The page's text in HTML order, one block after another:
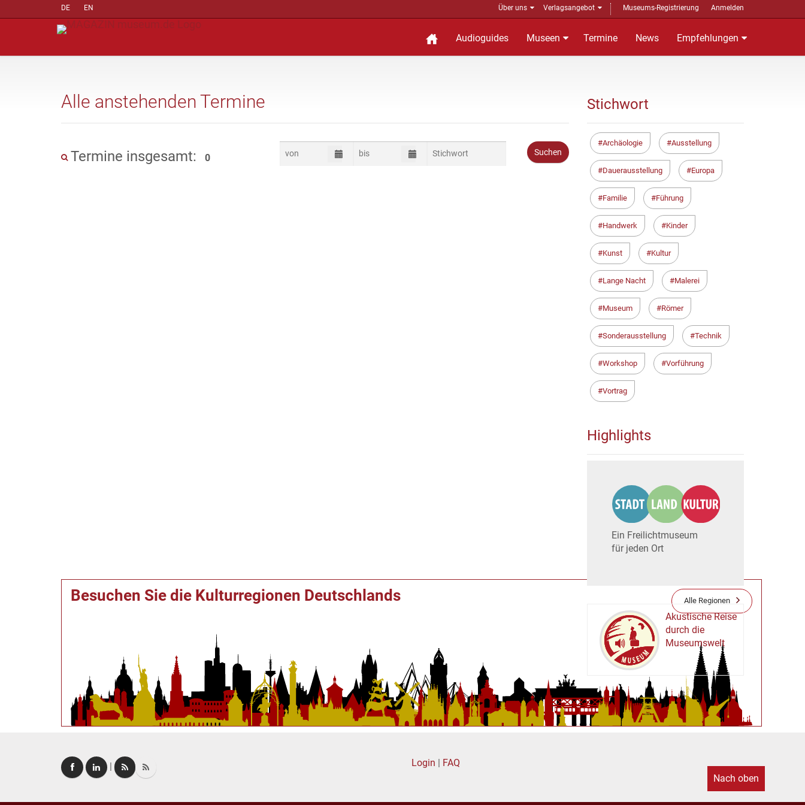
DE EN Über uns Verlagsangebot Museums-Registrierung Anmelden
Audioguides Museen Termine News Empfehlungen
Alle anstehenden Termine
Termine insgesamt: 0
Besuchen Sie die Kulturregionen Deutschlands Alle Regionen
Stichwort
Archäologie Ausstellung
Dauerausstellung Europa
Familie Führung
Handwerk Kinder
Kunst Kultur
Lange Nacht Malerei
Museum Römer
Sonderausstellung Technik
Workshop Vorführung
Vortrag
Highlights
Ein Freilichtmuseum
für jeden Ort
MUSEUM
Akustische Reise
durch die
Museumswelt
Login | FAQ
Nach oben